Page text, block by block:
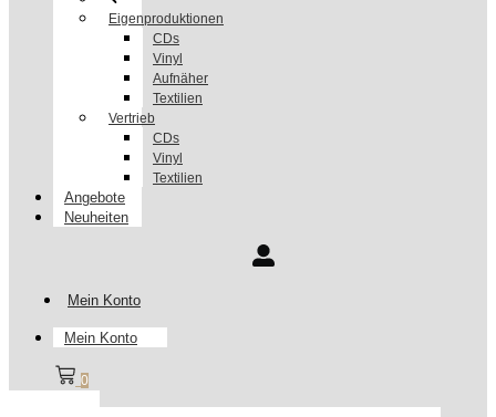
Eigenproduktionen
CDs
Vinyl
Aufnäher
Textilien
Vertrieb
CDs
Vinyl
Textilien
Angebote
Neuheiten
Mein Konto
Mein Konto
0